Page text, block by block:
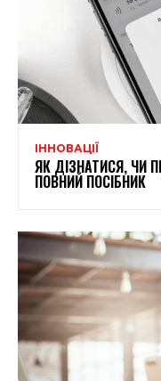
ІННОВАЦІЇ
ЯК ДІЗНАТИСЯ, ЧИ
ПОВНИЙ ПОСІБНИК